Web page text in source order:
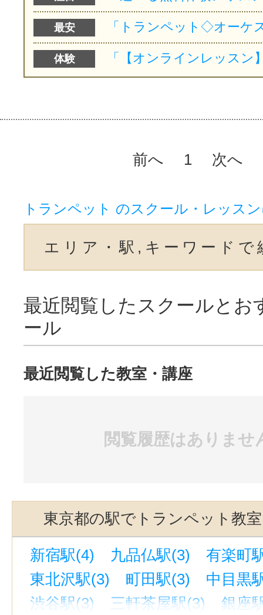
最安
体験
前へ 1 次へ
トランペット のスクール・レッス
エリア・駅,キーワードで
最近閲覧したスクールとお
ール
最近閲覧した教室・講座
閲覧履歴はありませ
東京都の駅でトランペット教
新宿駅(4) 九品仏駅(3)
有楽町
東北沢駅(3)
町田駅(3)
中目黒
渋谷駅(3)
三軒茶屋駅(3) 銀座